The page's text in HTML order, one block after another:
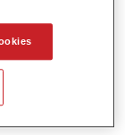
todas as
MS.